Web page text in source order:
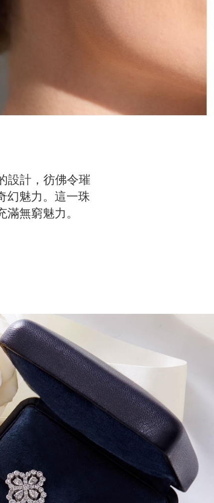
設計，彷佛令璀
幻魅力。這一珠
無窮魅力。